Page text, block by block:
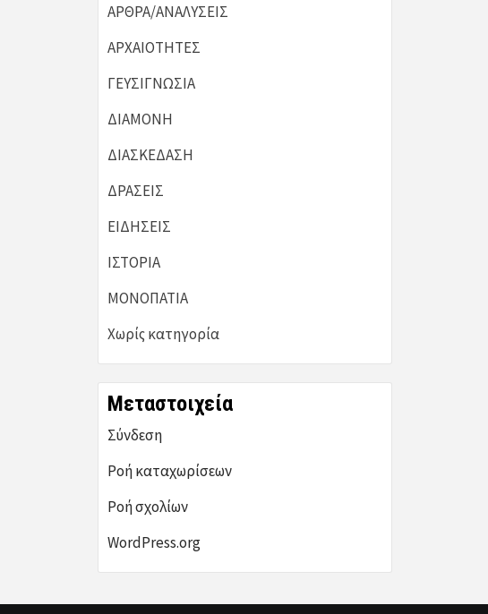
ΑΡΘΡΑ/ΑΝΑΛΥΣΕΙΣ
ΑΡΧΑΙΟΤΗΤΕΣ
ΓΕΥΣΙΓΝΩΣΙΑ
ΔΙΑΜΟΝΗ
ΔΙΑΣΚΕΔΑΣΗ
ΔΡΑΣΕΙΣ
ΕΙΔΗΣΕΙΣ
ΙΣΤΟΡΙΑ
ΜΟΝΟΠΑΤΙΑ
Χωρίς κατηγορία
Μεταστοιχεία
Σύνδεση
Ροή καταχωρίσεων
Ροή σχολίων
WordPress.org